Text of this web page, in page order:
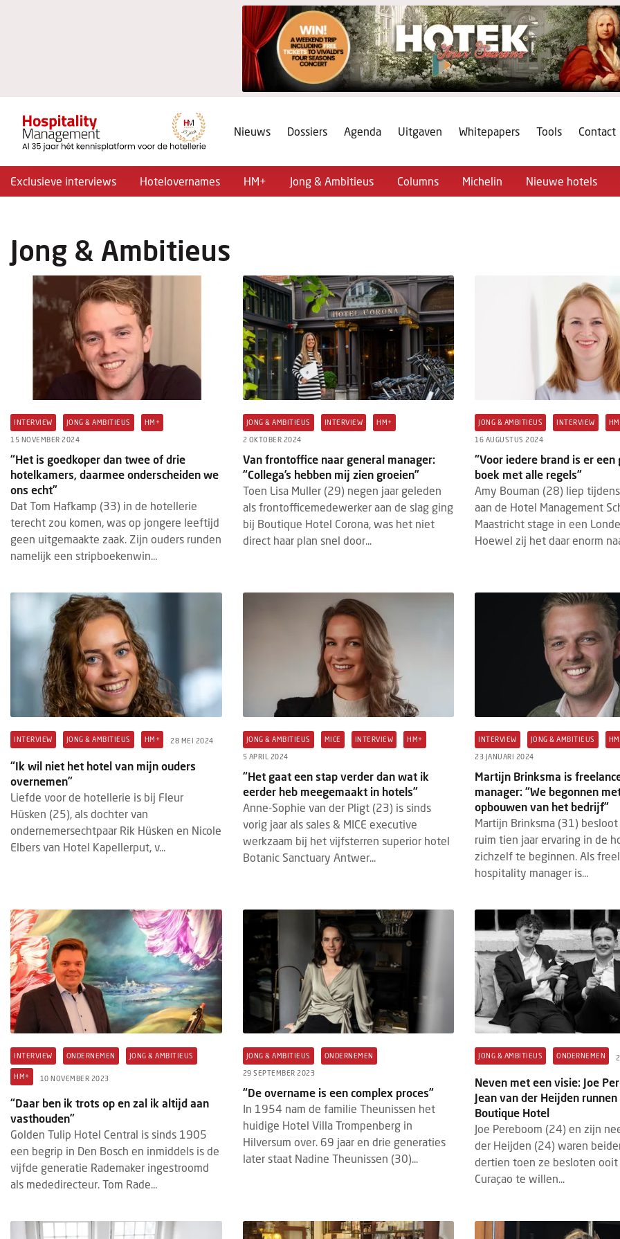
Nieuws Dossiers Agenda Uitgaven Whitepapers Tools Contact
Exclusieve interviews Hotelovernames HM+ Jong & Ambitieus Columns Michelin Nieuwe hotels
Jong & Ambitieus
INTERVIEW JONG & AMBITIEUS HM+
15 NOVEMBER 2024
“Het is goedkoper dan twee of drie
hotelkamers, daarmee onderscheiden we
ons echt”
Dat Tom Hafkamp (33) in de hotellerie
terecht zou komen, was op jongere leeftijd
geen uitgemaakte zaak. Zijn ouders runden
namelijk een stripboekenwin...
JONG & AMBITIEUS INTERVIEW HM+
2 OKTOBER 2024
Van frontoffice naar general manager:
“Collega’s hebben mij zien groeien”
Toen Lisa Muller (29) negen jaar geleden
als frontofficemedewerker aan de slag ging
bij Boutique Hotel Corona, was het niet
direct haar plan snel door...
JONG & AMBITIEUS INTERVIEW
16 AUGUSTUS 2024
“Voor iedere brand is er een
boek met alle regels”
Amy Bouman (28) liep
aan de Hotel Management
Maastricht stage in een
Hoewel zij het daar enorm
INTERVIEW JONG & AMBITIEUS HM+ 28 MEI 2024
“Ik wil niet het hotel van mijn ouders
overnemen”
Liefde voor de hotellerie is bij Fleur
Hüsken (25), als dochter van
ondernemersechtpaar Rik Hüsken en Nicole
Elbers van Hotel Kapellerput, v...
JONG & AMBITIEUS MICE INTERVIEW HM+
5 APRIL 2024
“Het gaat een stap verder dan wat ik
eerder heb meegemaakt in hotels”
Anne-Sophie van der Pligt (23) is sinds
vorig jaar als sales & MICE executive
werkzaam bij het vijfsterren superior hotel
Botanic Sanctuary Antwer...
INTERVIEW JONG & AMBITIEUS
23 JANUARI 2024
Martijn Brinksma is
manager: “We begonnen
opbouwen van het bedrijf”
Martijn Brinksma (31) besloot
ruim tien jaar ervaring in de
zichzelf te beginnen. Als
hospitality manager is...
INTERVIEW ONDERNEMEN JONG & AMBITIEUS
HM+ 10 NOVEMBER 2023
“Daar ben ik trots op en zal ik altijd aan
vasthouden”
Golden Tulip Hotel Central is sinds 1905
een begrip in Den Bosch en inmiddels is de
vijfde generatie Rademaker ingestroomd
als mededirecteur. Tom Rade...
JONG & AMBITIEUS ONDERNEMEN
29 SEPTEMBER 2023
“De overname is een complex proces”
In 1954 nam de familie Theunissen het
huidige Hotel Villa Trompenberg in
Hilversum over. 69 jaar en drie generaties
later staat Nadine Theunissen (30)...
JONG & AMBITIEUS ONDERNEMEN
Neven met een visie: Joe
Jean van der Heijden runnen
Boutique Hotel
Joe Pereboom (24) en zijn
der Heijden (24) waren
dertien toen ze besloten
Curaçao te willen...